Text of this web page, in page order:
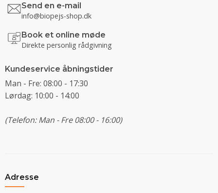
Send en e-mail
info@biopejs-shop.dk
Book et online møde
Direkte personlig rådgivning
Kundeservice åbningstider
Man - Fre: 08:00 - 17:30
Lørdag: 10:00 - 14:00
(Telefon: Man - Fre 08:00 - 16:00)
Adresse